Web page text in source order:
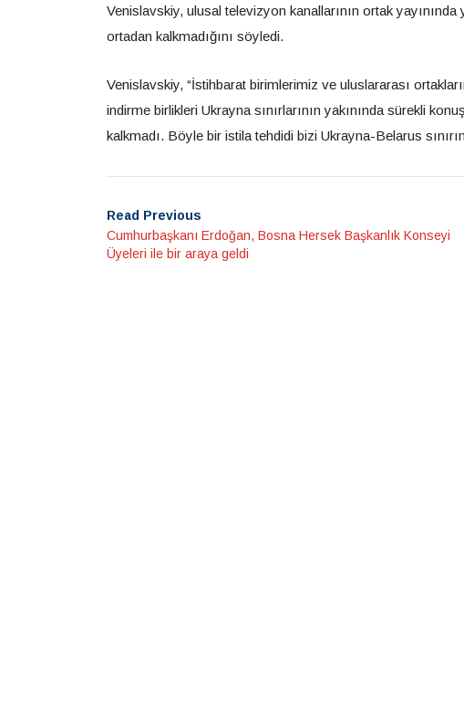
Venislavskiy, ulusal televizyon kanallarının ortak yayınında
ortadan kalkmadığını söyledi.
Venislavskiy, “İstihbarat birimlerimiz ve uluslararası
indirme birlikleri Ukrayna sınırlarının yakınında sürekli
kalkmadı. Böyle bir istila tehdidi bizi Ukrayna-Belarus
Read Previous
Cumhurbaşkanı Erdoğan, Bosna Hersek Başkanlık Konseyi
Üyeleri ile bir araya geldi